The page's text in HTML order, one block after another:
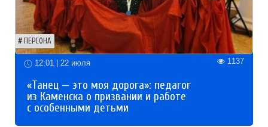
ПЕРСОНА
12:01 | 22 июля 1137
«Танец — это моя дорога»: педагог
из Каменска о призвании и работе
с особенными детьми